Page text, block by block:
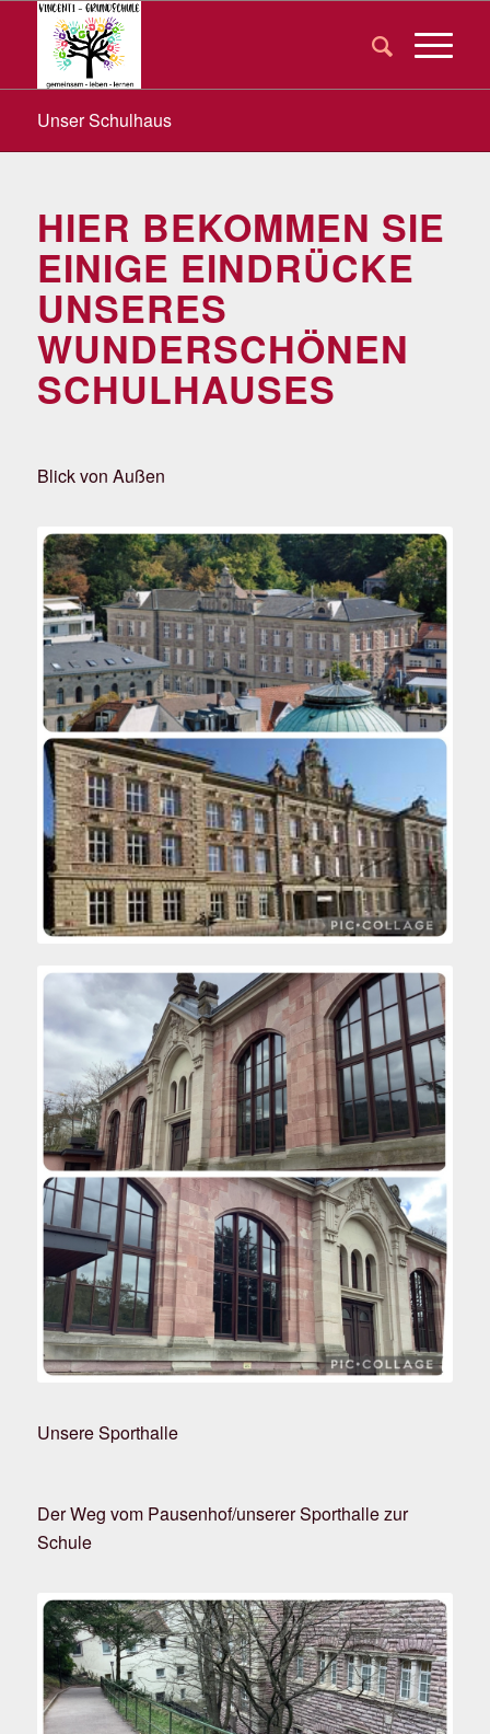
Unser Schulhaus
HIER BEKOMMEN SIE
EINIGE EINDRÜCKE
UNSERES
WUNDERSCHÖNEN
SCHULHAUSES
Blick von Außen
Unsere Sporthalle
Der Weg vom Pausenhof/unserer Sporthalle zur
Schule